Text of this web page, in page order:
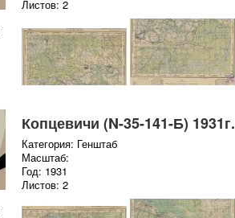
Листов: 2
Копцевичи (N-35-141-Б) 1931г.
Категория: Генштаб
Масштаб:
Год: 1931
Листов: 2